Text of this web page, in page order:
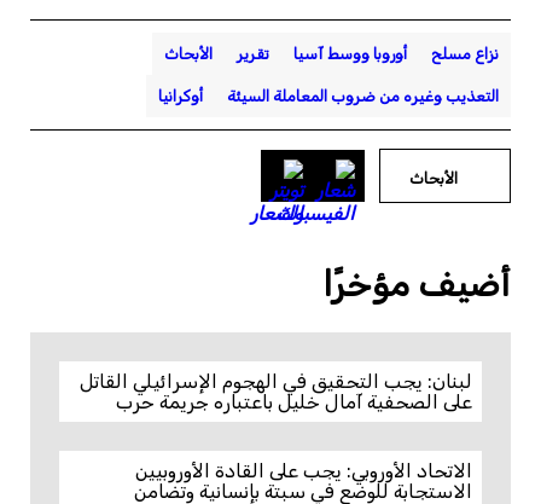
نزاع مسلح أوروبا ووسط آسيا تقرير الأبحاث
التعذيب وغيره من ضروب المعاملة السيئة أوكرانيا
الأبحاث
أضيف مؤخرًا
لبنان: يجب التحقيق في الهجوم الإسرائيلي القاتل
على الصحفية آمال خليل باعتباره جريمة حرب
الاتحاد الأوروبي: يجب على القادة الأوروبيين
الاستجابة للوضع في سبتة بإنسانية وتضامن